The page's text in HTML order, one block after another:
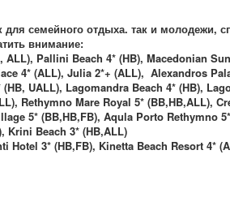
семейного отдыха. так и молодежи,
внимание:
ALL), Pallini Beach 4* (HB), Macedonian
4* (ALL), Julia 2*+ (ALL), Alexandros
UALL), Lagomandra Beach 4* (HB),
Rethymno Mare Royal 5* (BB,HB,ALL),
5* (BB,HB,FB), Aqula Porto Rethymno
Krini Beach 3* (HB,ALL)
Hotel 3* (HB,FB), Kinetta Beach Resort 4*